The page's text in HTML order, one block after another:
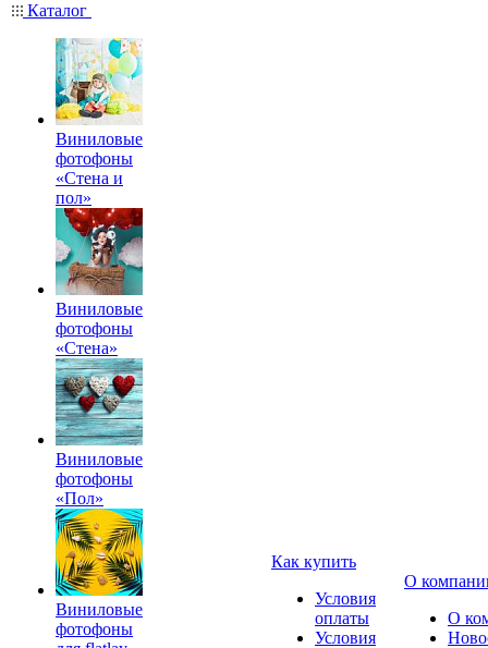
Каталог
Виниловые
фотофоны
«Стена и
пол»
Виниловые
фотофоны
«Стена»
Виниловые
фотофоны
«Пол»
Виниловые
фотофоны
Как купить
Условия
оплаты
Условия
О
О